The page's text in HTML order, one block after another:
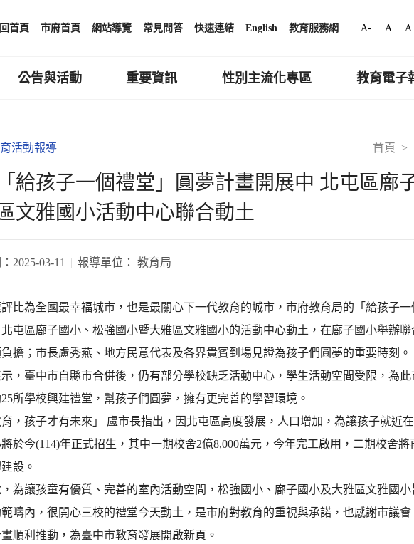
回首頁 市府首頁 網站導覽 常見問答 快速連結 English 教育服務網 A- A
公告與活動 重要資訊 性別主流化專區 教育電子
首頁
活動報導
給孩子一個禮堂」圓夢計畫開展中 北屯區廍
文雅國小活動中心聯合動土
2025-03-11 報導單位： 教育局
比為全國最幸福城市，也是最關心下一代教育的城市，市府教育局的「給孩子一
屯區廍子國小、松強國小暨大雅區文雅國小的活動中心動土，在廍子國小舉辦
擔；市長盧秀燕、地方民意代表及各界貴賓到場見證為孩子們圓夢的重要時刻。
，臺中市自縣市合併後，仍有部分學校缺乏活動中心，學生活動空間受限，為此
所學校興建禮堂，幫孩子們圓夢，擁有更完善的學習環境。
，孩子才有未來」 盧市長指出，因北屯區高度發展，人口增加，為讓孩子就近
於今(114)年正式招生，其中一期校舍2億8,000萬元，今年完工啟用，二期校舍將
設。
為讓孩童有優質、完善的室內活動空間，松強國小、廍子國小及大雅區文雅國
疇內，很開心三校的禮堂今天動土，是市府對教育的重視與承諾，也感謝市議
順利推動，為臺中市教育發展開啟新頁。